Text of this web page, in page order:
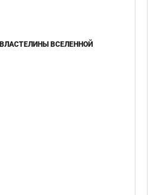
ВЛАСТЕЛИНЫ ВСЕЛЕННОЙ